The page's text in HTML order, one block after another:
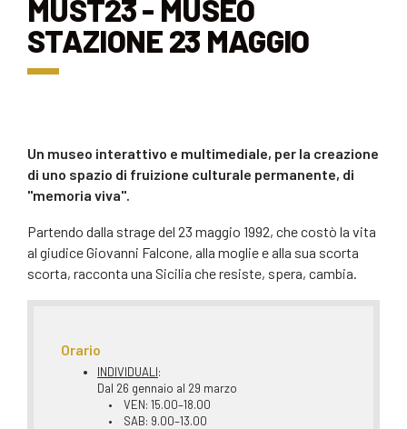
MUST23 - MUSEO
STAZIONE 23 MAGGIO
Un museo interattivo e multimediale, per la creazione
di uno spazio di fruizione culturale permanente, di
"memoria viva".
Partendo dalla strage del 23 maggio 1992, che costò la vita
al giudice Giovanni Falcone, alla moglie e alla sua scorta
scorta, racconta una Sicilia che resiste, spera, cambia.
Orario
INDIVIDUALI:
Dal 26 gennaio al 29 marzo
• VEN: 15.00–18.00
• SAB: 9.00–13.00